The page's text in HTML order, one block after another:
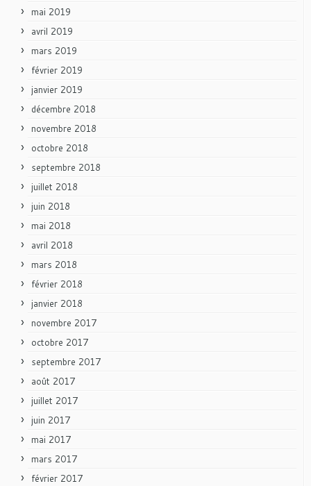
mai 2019
avril 2019
mars 2019
février 2019
janvier 2019
décembre 2018
novembre 2018
octobre 2018
septembre 2018
juillet 2018
juin 2018
mai 2018
avril 2018
mars 2018
février 2018
janvier 2018
novembre 2017
octobre 2017
septembre 2017
août 2017
juillet 2017
juin 2017
mai 2017
mars 2017
février 2017